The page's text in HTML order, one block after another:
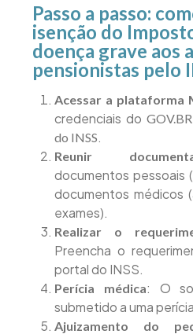
Passo a passo:
isenção do
doença grave aos
pensionistas pelo
Acessar a plataforma
credenciais do GOV.BR
do INSS.
Reunir
documentos pessoais
documentos médicos
exames).
Realizar o
Preencha o
portal do INSS.
Perícia médica: O
submetido a uma
Ajuizamento do